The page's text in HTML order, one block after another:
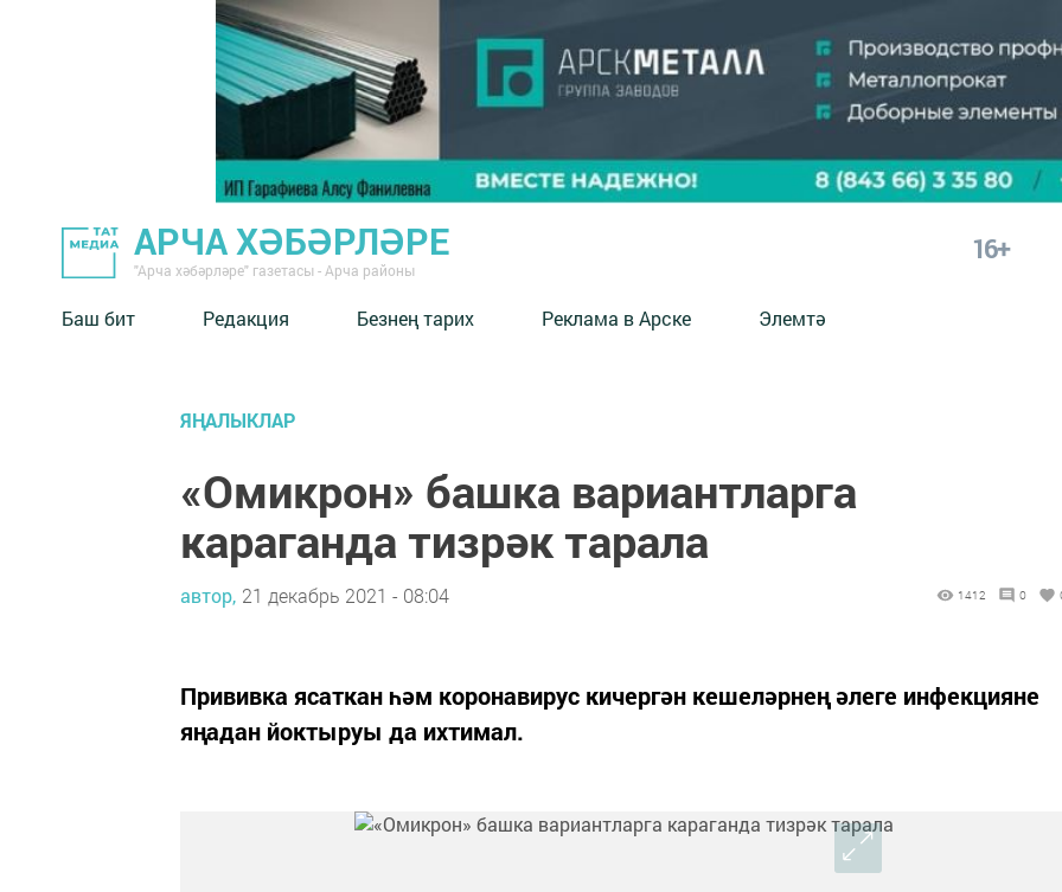
АРЧА ХӘБӘРЛӘРЕ
"Арча хәбәрләре" газетасы - Арча районы
16+
Баш бит Редакция Безнең тарих Реклама в Арске Элемтә
ЯҢАЛЫКЛАР
«Омикрон» башка вариантларга
караганда тизрәк тарала
автор, 21 декабрь 2021 - 08:04 1412 0
Прививка ясаткан һәм коронавирус кичергән кешеләрнең әлеге инфекцияне
яңадан йоктыруы да ихтимал.